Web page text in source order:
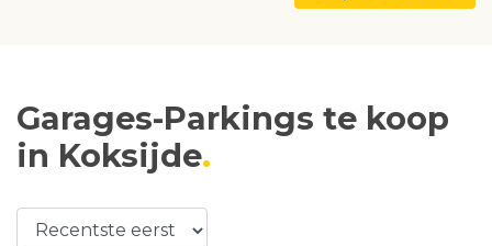
Garages-Parkings te koop
in Koksijde